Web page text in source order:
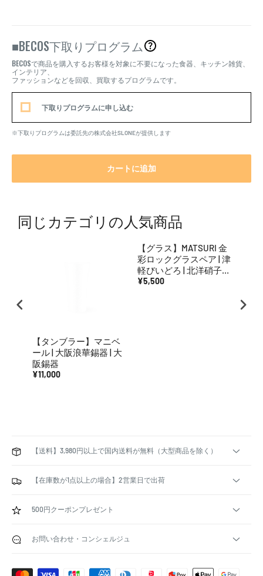
■BECOS下取りプログラム
BECOSで商品を購入するお客様を対象に不要になった食器、キッチン雑貨、
インテリア、
ファッションなどを回収、買取するプログラムです。
下取りプログラムに申し込む
※下取りプログラムは委託先の株式会社SLONEが提供します
カートに追加
同じカテゴリの人気商品
【タンブラー】マニベ
ール | 大阪浪華錫器 | 大
阪錫器
¥11,000
【送料】3,980円以上で国内送料が無料（大型商品を除く）
【在庫数が1点以上の場合】2営業日で出荷
500円クーポンプレゼント
お問い合わせ・コンシェルジュ